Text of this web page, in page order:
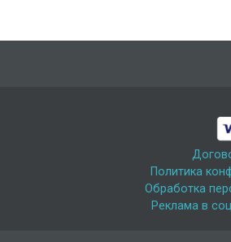
Политика
Обработка
Реклама в